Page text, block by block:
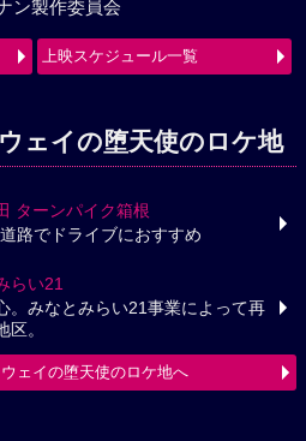
ン製作委員会
上映スケジュール一覧
ェイの堕天使のロケ地
ターンパイク箱根
路でドライブにおすすめ
らい21
。みなとみらい21事業によって再
区。
ェイの堕天使のロケ地へ